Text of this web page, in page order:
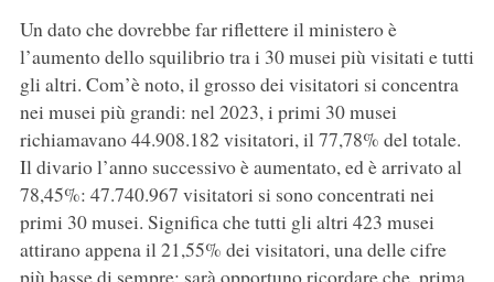
Un dato che dovrebbe far riflettere il ministero è
l’aumento dello squilibrio tra i 30 musei più visitati e tutti
gli altri. Com’è noto, il grosso dei visitatori si concentra
nei musei più grandi: nel 2023, i primi 30 musei
richiamavano 44.908.182 visitatori, il 77,78% del totale.
Il divario l’anno successivo è aumentato, ed è arrivato al
78,45%: 47.740.967 visitatori si sono concentrati nei
primi 30 musei. Significa che tutti gli altri 423 musei
attirano appena il 21,55% dei visitatori, una delle cifre
più basse di sempre: sarà opportuno ricordare che, prima